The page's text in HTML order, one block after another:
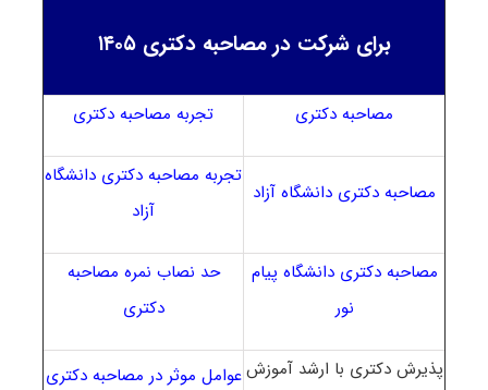
برای شرکت در مصاحبه دکتری ۱۴۰۵
مصاحبه دکتری تجربه مصاحبه دکتری
مصاحبه دکتری دانشگاه آزاد
تجربه مصاحبه دکتری دانشگاه
آزاد
مصاحبه دکتری دانشگاه پیام
نور
حد نصاب نمره مصاحبه
دکتری
پذیرش دکتری با ارشد آموزشعوامل موثر در مصاحبه دکتری